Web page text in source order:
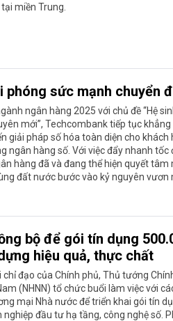
miền Trung.
phóng sức mạnh chuyển
ngân hàng 2025 với chủ đề “Hệ
mới”, Techcombank tiếp tục khẳng
giải pháp số hóa toàn diện cho khách
ngân hàng số. Với việc đẩy nhanh tốc
hàng đã và đang thể hiện quyết tâm
đất nước bước vào kỷ nguyên vươn
bộ để gói tín dụng
hiệu quả, thực chất
đạo của Chính phủ, Thủ tướng
(NHNN) tổ chức buổi làm việc với
mại Nhà nước để triển khai gói tín
đầu tư hạ tầng, công nghệ số.